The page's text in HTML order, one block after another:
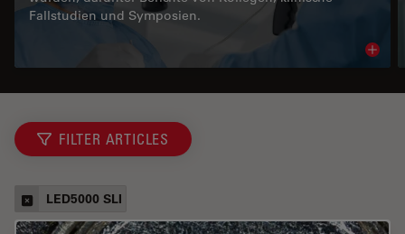
Fallstudien und Symposien.
FILTER ARTICLES
LED5000 SLI